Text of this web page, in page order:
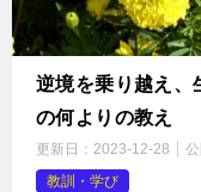
逆境を乗り越え、
の何よりの教え
更新日： 2023-12-28 公
教訓・学び